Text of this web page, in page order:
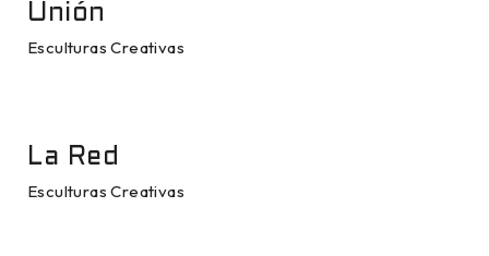
Unión
Esculturas Creativas
La Red
Esculturas Creativas